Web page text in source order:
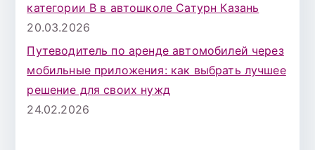
категории B в автошколе Сатурн Казань
20.03.2026
Путеводитель по аренде автомобилей через
мобильные приложения: как выбрать лучшее
решение для своих нужд
24.02.2026